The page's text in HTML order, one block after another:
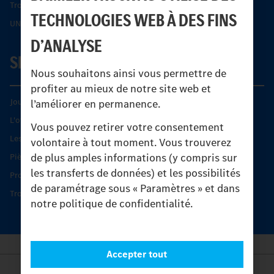
TECHNOLOGIES WEB À DES FINS
D’ANALYSE
Nous souhaitons ainsi vous permettre de
profiter au mieux de notre site web et
l’améliorer en permanence.
Vous pouvez retirer votre consentement
volontaire à tout moment. Vous trouverez
de plus amples informations (y compris sur
les transferts de données) et les possibilités
de paramétrage sous « Paramètres » et dans
notre politique de confidentialité.
Accepter tout
Trouver un partenaire
UNI-TOUCH®
SERVICE
Journées diagnostic Technique S.A.V Unimog
L'offre de services Unimog
Les produits phares
Pièces d’origine
Protection et maintien de la valeur
Trouver un partenaire